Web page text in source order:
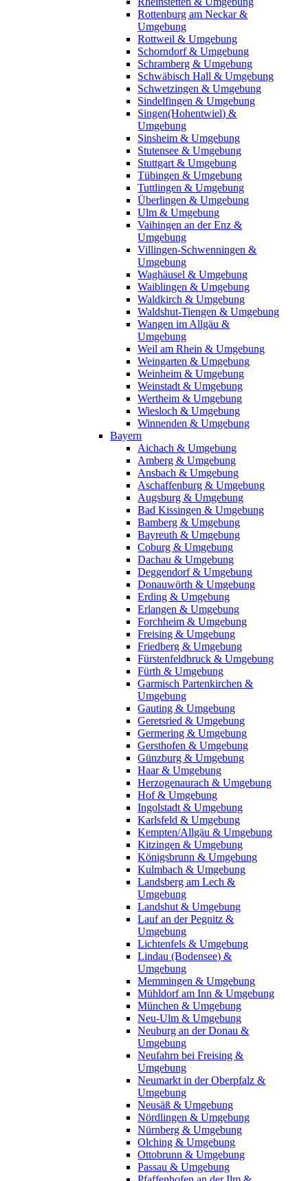
Rottenburg am Neckar &
Umgebung
Rottweil & Umgebung
Schorndorf & Umgebung
Schramberg & Umgebung
Schwäbisch Hall & Umgebung
Schwetzingen & Umgebung
Sindelfingen & Umgebung
Singen(Hohentwiel) &
Umgebung
Sinsheim & Umgebung
Stutensee & Umgebung
Stuttgart & Umgebung
Tübingen & Umgebung
Tuttlingen & Umgebung
Überlingen & Umgebung
Ulm & Umgebung
Vaihingen an der Enz &
Umgebung
Villingen-Schwenningen &
Umgebung
Waghäusel & Umgebung
Waiblingen & Umgebung
Waldkirch & Umgebung
Waldshut-Tiengen & Umgebung
Wangen im Allgäu &
Umgebung
Weil am Rhein & Umgebung
Weingarten & Umgebung
Weinheim & Umgebung
Weinstadt & Umgebung
Wertheim & Umgebung
Wiesloch & Umgebung
Winnenden & Umgebung
Bayern
Aichach & Umgebung
Amberg & Umgebung
Ansbach & Umgebung
Aschaffenburg & Umgebung
Augsburg & Umgebung
Bad Kissingen & Umgebung
Bamberg & Umgebung
Bayreuth & Umgebung
Coburg & Umgebung
Dachau & Umgebung
Deggendorf & Umgebung
Donauwörth & Umgebung
Erding & Umgebung
Erlangen & Umgebung
Forchheim & Umgebung
Freising & Umgebung
Friedberg & Umgebung
Fürstenfeldbruck & Umgebung
Fürth & Umgebung
Garmisch Partenkirchen &
Umgebung
Gauting & Umgebung
Geretsried & Umgebung
Germering & Umgebung
Gersthofen & Umgebung
Günzburg & Umgebung
Haar & Umgebung
Herzogenaurach & Umgebung
Hof & Umgebung
Ingolstadt & Umgebung
Karlsfeld & Umgebung
Kempten/Allgäu & Umgebung
Kitzingen & Umgebung
Königsbrunn & Umgebung
Kulmbach & Umgebung
Landsberg am Lech &
Umgebung
Landshut & Umgebung
Lauf an der Pegnitz &
Umgebung
Lichtenfels & Umgebung
Lindau (Bodensee) &
Umgebung
Memmingen & Umgebung
Mühldorf am Inn & Umgebung
München & Umgebung
Neu-Ulm & Umgebung
Neuburg an der Donau &
Umgebung
Neufahrn bei Freising &
Umgebung
Neumarkt in der Oberpfalz &
Umgebung
Neusäß & Umgebung
Nördlingen & Umgebung
Nürnberg & Umgebung
Olching & Umgebung
Ottobrunn & Umgebung
Passau & Umgebung